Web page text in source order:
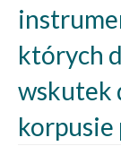
których
wskutek
korpusie